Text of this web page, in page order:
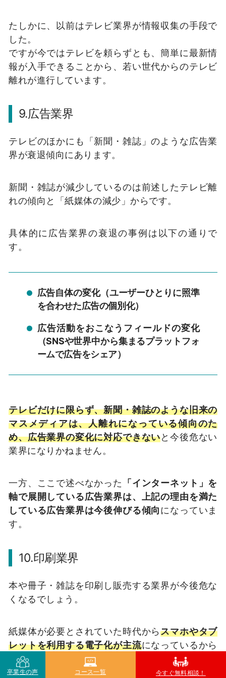
たしかに、以前はテレビ業界が情報収集の手段で
した。
ですが今ではテレビを頼らずとも、簡単に最新情
報が入手できることから、若い世代からのテレビ
離れが進行しています。
9.広告業界
テレビのほかにも「新聞・雑誌」のような広告業
界が衰退傾向にあります。
新聞・雑誌が減少しているのは前述したテレビ離
れの傾向と「紙媒体の減少」からです。
具体的に広告業界の衰退の事例は以下の通りで
す。
広告自体の変化（ユーザーひとりに照準
を合わせた広告の個別化）
広告活動をおこなうフィールドの変化
（SNSや世界中から集まるプラットフォ
ームで広告をシェア）
テレビだけに限らず、新聞・雑誌のような旧来の
マスメディアは、人離れになっている傾向のた
め、広告業界の変化に対応できないと今後危ない
業界になりかねません。
一方、ここで述べなかった 「インターネット」を
軸で展開している広告業界は、上記の理由を満た
している広告業界は今後伸びる傾向になっていま
す。
10.印刷業界
本や冊子・雑誌を印刷し販売する業界が今後危な
くなるでしょう。
紙媒体が必要とされていた時代からスマホやタブ
レットを利用する電子化が主流になっているから
です。
卒業生の声 コース一覧 今すぐ無料相談！